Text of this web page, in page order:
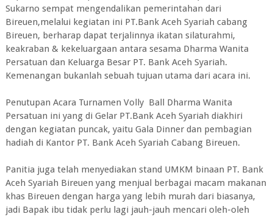
Sukarno sempat mengendalikan pemerintahan dari
Bireuen,melalui kegiatan ini PT.Bank Aceh Syariah cabang
Bireuen, berharap dapat terjalinnya ikatan silaturahmi,
keakraban & kekeluargaan antara sesama Dharma Wanita
Persatuan dan Keluarga Besar PT. Bank Aceh Syariah.
Kemenangan bukanlah sebuah tujuan utama dari acara ini.
Penutupan Acara Turnamen Volly Ball Dharma Wanita
Persatuan ini yang di Gelar PT.Bank Aceh Syariah diakhiri
dengan kegiatan puncak, yaitu Gala Dinner dan pembagian
hadiah di Kantor PT. Bank Aceh Syariah Cabang Bireuen.
Panitia juga telah menyediakan stand UMKM binaan PT. Bank
Aceh Syariah Bireuen yang menjual berbagai macam makanan
khas Bireuen dengan harga yang lebih murah dari biasanya,
jadi Bapak ibu tidak perlu lagi jauh-jauh mencari oleh-oleh